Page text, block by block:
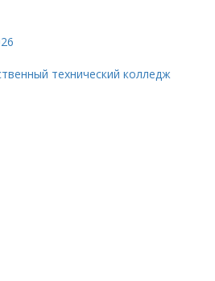
технический колледж